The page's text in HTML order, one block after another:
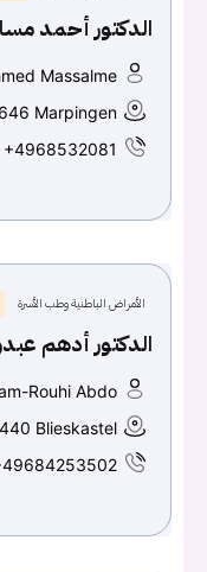
الدكتور أحمد
Massalme
Marpingen
+4968532081
الأمراض الباطنية وطب الأسرة
الدكتور أدهم
Rouhi Abdo
Blieskastel